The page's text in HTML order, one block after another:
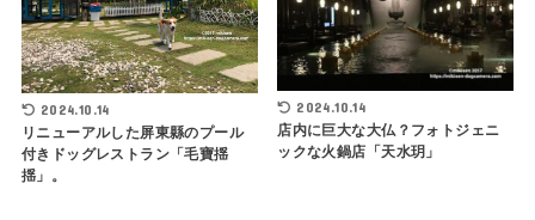
2024.10.14
リニューアルした屏東縣のプール
付きドッグレストラン「毛寶揺
揺」。
2024.10.14
店内に巨大な大仏？フォトジェニ
ックな火鍋店「天水玥」